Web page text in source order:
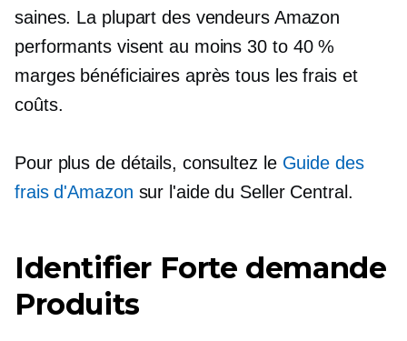
saines. La plupart des vendeurs Amazon
performants visent au moins30 to 40 %
marges bénéficiaires après tous les frais et
coûts.
Pour plus de détails, consultez le Guide des
frais d'Amazon sur l'aide du Seller Central.
Identifier Forte demande
Produits